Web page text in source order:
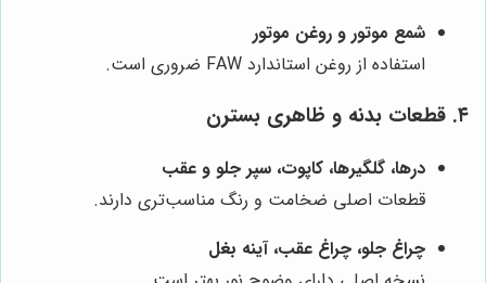
شمع موتور و روغن موتور
استفاده از روغن استاندارد FAW ضروری است.
۴. قطعات بدنه و ظاهری بسترن
درها، گلگیر‌ها، کاپوت، سپر جلو و عقب
قطعات اصلی ضخامت و رنگ مناسب‌تری دارند.
چراغ جلو، چراغ عقب، آینه بغل